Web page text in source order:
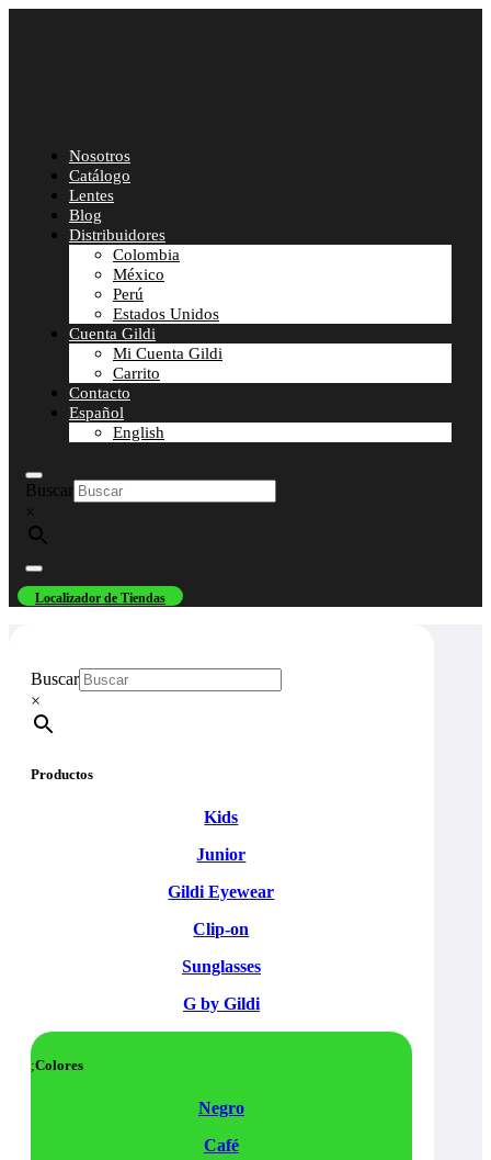
Nosotros
Catálogo
Lentes
Blog
Distribuidores
Colombia
México
Perú
Estados Unidos
Cuenta Gildi
Mi Cuenta Gildi
Carrito
Contacto
Español
English
Buscar
×
Localizador de Tiendas
Buscar
×
Productos
Kids
Junior
Gildi Eyewear
Clip-on
Sunglasses
G by Gildi
Colores
Negro
Café